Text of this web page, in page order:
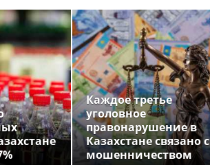
Каждое третье
уголовное
правонарушение в
Казахстане связано с
мошенничеством